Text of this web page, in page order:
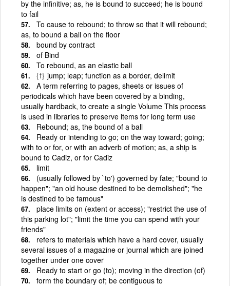
by the infinitive; as, he is bound to succeed; he is bound
to fail
To cause to rebound; to throw so that it will rebound;
as, to bound a ball on the floor
bound by contract
of Bind
To rebound, as an elastic ball
{f} jump; leap; function as a border, delimit
A term referring to pages, sheets or issues of
periodicals which have been covered by a binding,
usually hardback, to create a single Volume This process
is used in libraries to preserve items for long term use
Rebound; as, the bound of a ball
Ready or intending to go; on the way toward; going;
with to or for, or with an adverb of motion; as, a ship is
bound to Cadiz, or for Cadiz
limit
(usually followed by `to') governed by fate; "bound to
happen"; "an old house destined to be demolished"; "he
is destined to be famous"
place limits on (extent or access); "restrict the use of
this parking lot"; "limit the time you can spend with your
friends"
refers to materials which have a hard cover, usually
several issues of a magazine or journal which are joined
together under one cover
Ready to start or go (to); moving in the direction (of)
form the boundary of; be contiguous to